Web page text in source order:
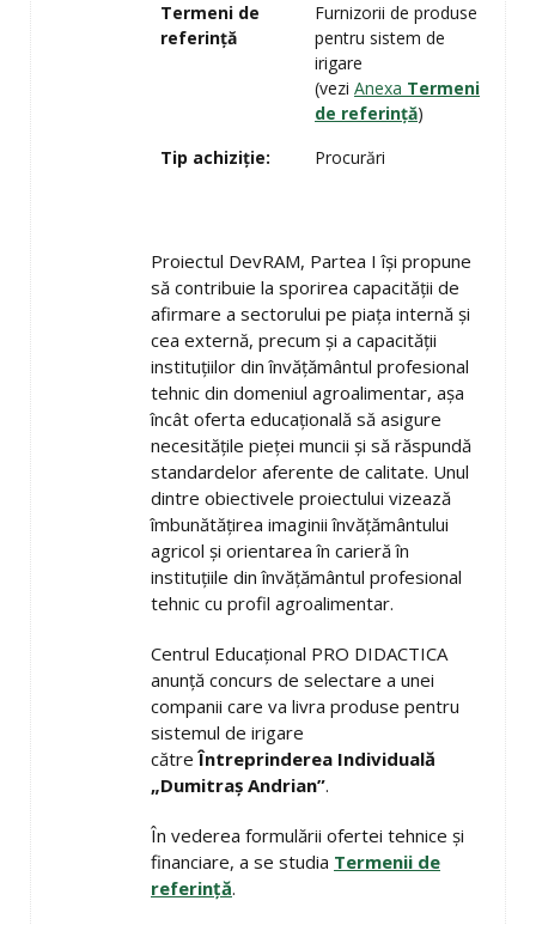
Termeni de
referință
Furnizorii de produse
pentru sistem de
irigare
(vezi Anexa Termeni
de referință)
Tip achiziție:
Procurări
Proiectul DevRAM, Partea I își propune
să contribuie la sporirea capacității de
afirmare a sectorului pe piața internă şi
cea externă, precum şi a capacității
instituțiilor din învățământul profesional
tehnic din domeniul agroalimentar, așa
încât oferta educațională să asigure
necesitățile pieței muncii şi să răspundă
standardelor aferente de calitate. Unul
dintre obiectivele proiectului vizează
îmbunătățirea imaginii învățământului
agricol și orientarea în carieră în
instituțiile din învățământul profesional
tehnic cu profil agroalimentar.
Centrul Educațional PRO DIDACTICA
anunță concurs de selectare a unei
companii care va livra produse pentru
sistemul de irigare
cătreÎntreprinderea Individuală
„Dumitraș Andrian”.
În vederea formulării ofertei tehnice și
financiare, a se studia Termenii de
referință.